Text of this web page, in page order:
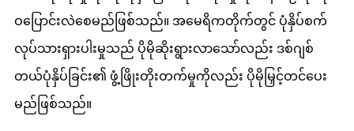
ဝပြောင်းလဲစေမည်ဖြစ်သည်။ အမေရိကတိုက်တွင် ပုံနှိပ်စက်
လုပ်သားရှားပါးမှုသည် ပိုမိုဆိုးရွားလာသော်လည်း ဒစ်ဂျစ်
တယ်ပုံနှိပ်ခြင်း၏ ဖွံ့ဖြိုးတိုးတက်မှုကိုလည်း ပိုမိုမြှင့်တင်ပေး
မည်ဖြစ်သည်။